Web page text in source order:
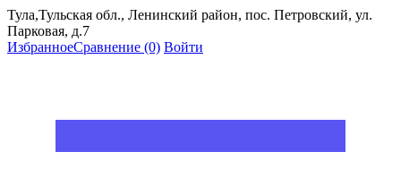
Тула,Тульская обл., Ленинский район, пос. Петровский, ул.
Парковая, д.7
ИзбранноеСравнение (0) Войти